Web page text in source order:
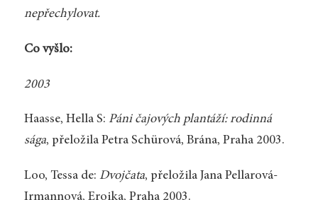
nepřechylovat.
Co vyšlo:
2003
Haasse, Hella S: Páni čajových plantáží: rodinná
sága, přeložila Petra Schürová, Brána, Praha 2003.
Loo, Tessa de: Dvojčata, přeložila Jana Pellarová-
Irmannová, Eroika, Praha 2003.